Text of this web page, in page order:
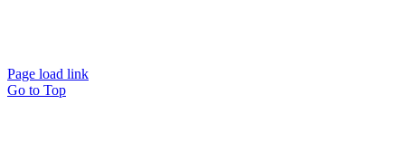
Page load link
Go to Top